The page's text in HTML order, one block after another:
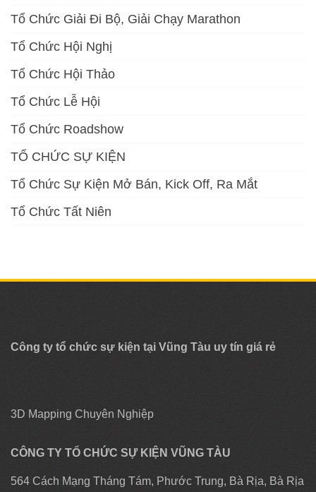
Tổ Chức Giải Đi Bộ, Giải Chạy Marathon
Tổ Chức Hội Nghị
Tổ Chức Hội Thảo
Tổ Chức Lễ Hội
Tổ Chức Roadshow
TỔ CHỨC SỰ KIỆN
Tổ Chức Sự Kiện Mở Bán, Kick Off, Ra Mắt
Tổ Chức Tất Niên
Công ty tổ chức sự kiện tại Vũng Tàu uy tín giá rẻ
3D Mapping Chuyên Nghiệp
CÔNG TY TỔ CHỨC SỰ KIỆN VŨNG TÀU
564 Cách Mạng Tháng Tám, Phước Trung, Bà Rịa, Bà Rịa